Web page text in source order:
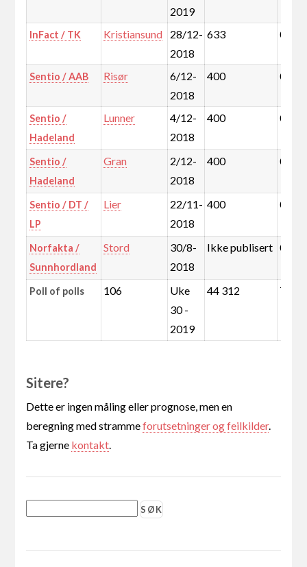
2019
InFact / TK Kristiansund
28/12-
2018
633 0,5%
Sentio / AAB Risør
6/12-
2018
400 0,1%
Sentio /
Hadeland
Lunner
4/12-
2018
400 0,2%
Sentio /
Hadeland
Gran
2/12-
2018
400 0,3%
Sentio / DT /
LP
Lier
22/11-
2018
400 0,5%
Norfakta /
Sunnhordland
Stord
30/8-
2018
Ikke publisert 0,4%
Poll of polls 106
Uke
30 -
2019
44 312
Sitere?
Dette er ingen måling eller prognose, men en
beregning med strammeforutsetninger og feilkilder.
Ta gjerne kontakt.